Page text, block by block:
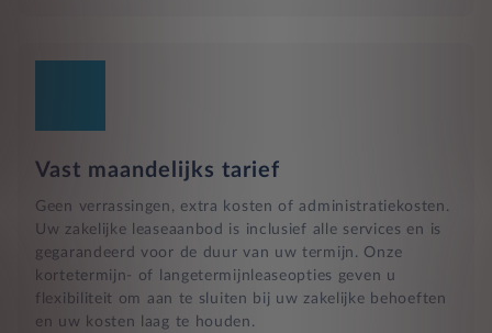
Vast maandelijks tarief
Geen verrassingen, extra kosten of administratiekosten.
Uw zakelijke leaseaanbod is inclusief alle services en is
gegarandeerd voor de duur van uw termijn. Onze
kortetermijn- of langetermijnleaseopties geven u
flexibiliteit om aan te sluiten bij uw zakelijke behoeften
en uw kosten laag te houden.